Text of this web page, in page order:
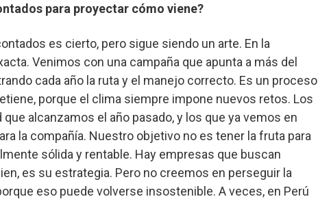
para proyectar cómo viene?
es cierto, pero sigue siendo un arte. En la
Venimos con una campaña que apunta a más del
cada año la ruta y el manejo correcto. Es un proceso
porque el clima siempre impone nuevos retos. Los
alcanzamos el año pasado, y los que ya vemos en
la compañía. Nuestro objetivo no es tener la fruta para
sólida y rentable. Hay empresas que buscan
es su estrategia. Pero no creemos en perseguir la
eso puede volverse insostenible. A veces, en Perú